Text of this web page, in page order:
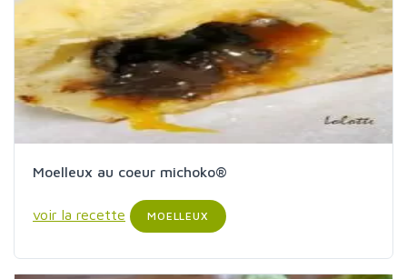
Moelleux au coeur michoko®
voir la recette MOELLEUX